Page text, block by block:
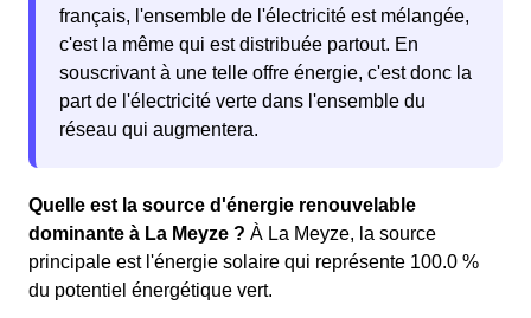
français, l'ensemble de l'électricité est mélangée,
c'est la même qui est distribuée partout. En
souscrivant à une telle offre énergie, c'est donc la
part de l'électricité verte dans l'ensemble du
réseau qui augmentera.
Quelle est la source d'énergie renouvelable
dominante à La Meyze ? À La Meyze, la source
principale est l'énergie solaire qui représente 100.0 %
du potentiel énergétique vert.